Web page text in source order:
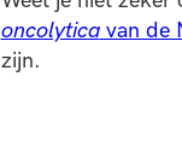
oncolyticavan de
zijn.